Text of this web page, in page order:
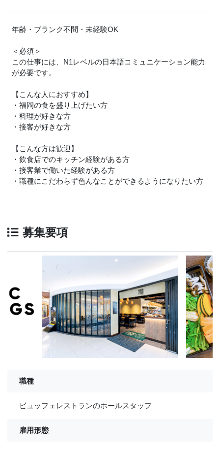
年齢・ブランク不問・未経験OK
＜必須＞
この仕事には、N1レベルの日本語コミュニケーション能力
が必要です。
【こんな人におすすめ】
・福岡の食を盛り上げたい方
・料理が好きな方
・接客が好きな方
【こんな方は歓迎】
・飲食店でのキッチン経験がある方
・接客業で働いた経験がある方
・職種にこだわらず色んなことができるようになりたい方
募集要項
職種
ビュッフェレストランのホールスタッフ
雇用形態